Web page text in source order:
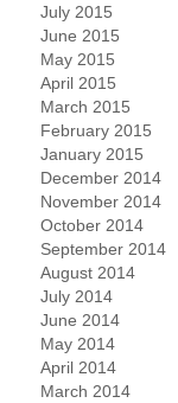
July 2015
June 2015
May 2015
April 2015
March 2015
February 2015
January 2015
December 2014
November 2014
October 2014
September 2014
August 2014
July 2014
June 2014
May 2014
April 2014
March 2014